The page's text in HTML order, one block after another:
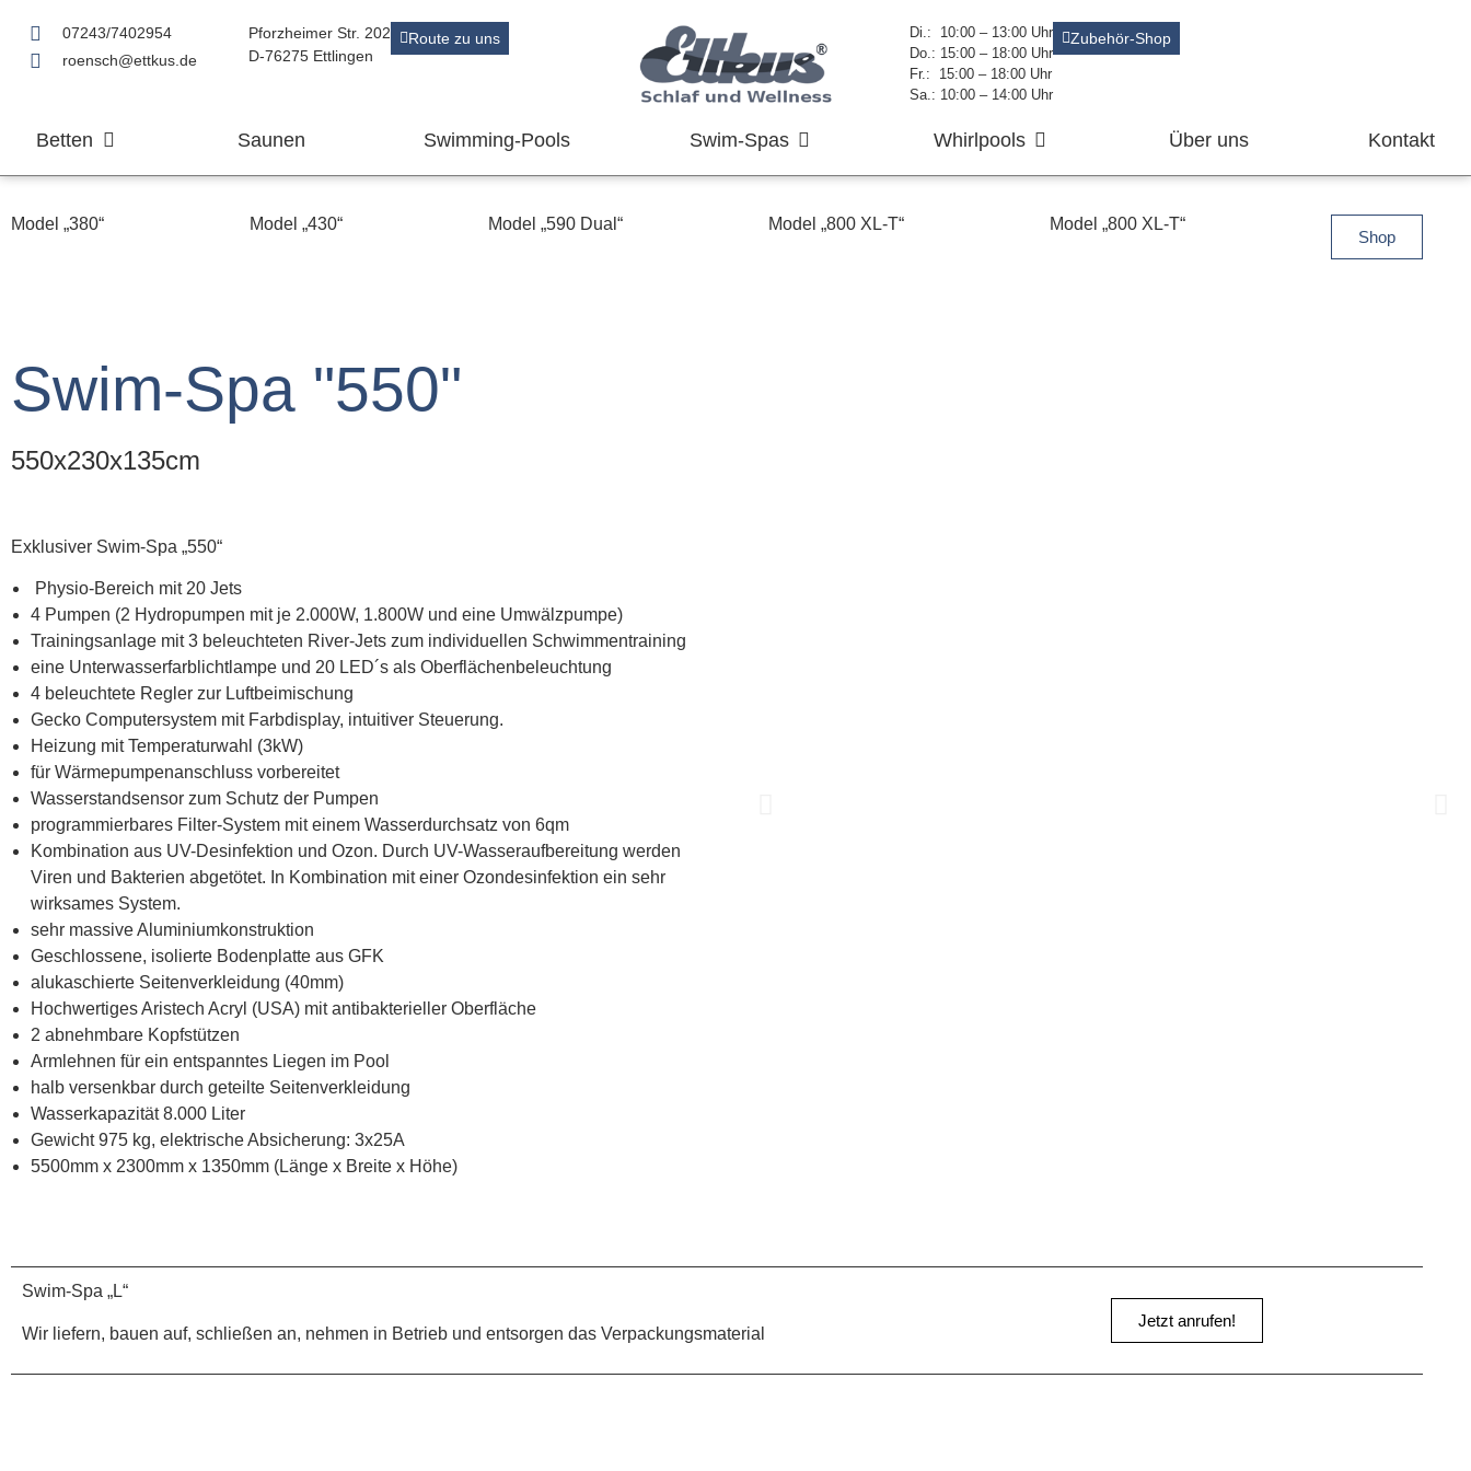
07243/7402954
roensch@ettkus.de
Pforzheimer Str. 202
D-76275 Ettlingen
Route zu uns
Di.: 10:00 – 13:00 Uhr
Do.: 15:00 – 18:00 Uhr
Fr.: 15:00 – 18:00 Uhr
Sa.: 10:00 – 14:00 Uhr
Zubehör-Shop
Betten Saunen Swimming-Pools Swim-Spas Whirlpools Über uns Kontakt
Model „380“ Model „430“ Model „590 Dual“ Model „800 XL-T“ Model „800 XL-T“
Shop
Swim-Spa "550"
550x230x135cm
Exklusiver Swim-Spa „550“
Physio-Bereich mit 20 Jets
4 Pumpen (2 Hydropumpen mit je 2.000W, 1.800W und eine Umwälzpumpe)
Trainingsanlage mit 3 beleuchteten River-Jets zum individuellen Schwimmentraining
eine Unterwasserfarblichtlampe und 20 LED´s als Oberflächenbeleuchtung
4 beleuchtete Regler zur Luftbeimischung
Gecko Computersystem mit Farbdisplay, intuitiver Steuerung.
Heizung mit Temperaturwahl (3kW)
für Wärmepumpenanschluss vorbereitet
Wasserstandsensor zum Schutz der Pumpen
programmierbares Filter-System mit einem Wasserdurchsatz von 6qm
Kombination aus UV-Desinfektion und Ozon. Durch UV-Wasseraufbereitung werden
Viren und Bakterien abgetötet. In Kombination mit einer Ozondesinfektion ein sehr
wirksames System.
sehr massive Aluminiumkonstruktion
Geschlossene, isolierte Bodenplatte aus GFK
alukaschierte Seitenverkleidung (40mm)
Hochwertiges Aristech Acryl (USA) mit antibakterieller Oberfläche
2 abnehmbare Kopfstützen
Armlehnen für ein entspanntes Liegen im Pool
halb versenkbar durch geteilte Seitenverkleidung
Wasserkapazität 8.000 Liter
Gewicht 975 kg, elektrische Absicherung: 3x25A
5500mm x 2300mm x 1350mm (Länge x Breite x Höhe)
Swim-Spa „L“
Wir liefern, bauen auf, schließen an, nehmen in Betrieb und entsorgen das Verpackungsmaterial
Jetzt anrufen!